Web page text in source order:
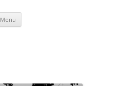
Menu Aller au contenu